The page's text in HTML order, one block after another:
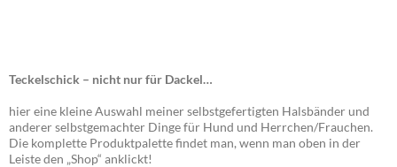
Teckelschick – nicht nur für Dackel…
hier eine kleine Auswahl meiner selbstgefertigten Halsbänder und
anderer selbstgemachter Dinge für Hund und Herrchen/Frauchen.
Die komplette Produktpalette findet man, wenn man oben in der
Leiste den „Shop“ anklickt!